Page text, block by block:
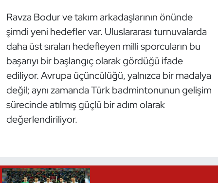
Ravza Bodur ve takım arkadaşlarının önünde
şimdi yeni hedefler var. Uluslararası turnuvalarda
daha üst sıraları hedefleyen milli sporcuların bu
başarıyı bir başlangıç olarak gördüğü ifade
ediliyor. Avrupa üçüncülüğü, yalnızca bir madalya
değil; aynı zamanda Türk badmintonunun gelişim
sürecinde atılmış güçlü bir adım olarak
değerlendiriliyor.
Triatlon
Voleybol
Vücut Geliştirme Fitness
Wushu Kungfu
Yelken